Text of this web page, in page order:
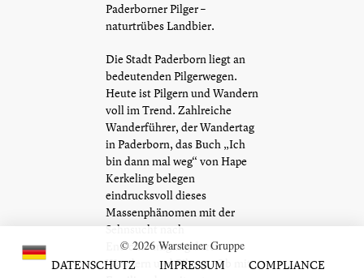
Paderborner Pilger –
naturtrübes Landbier.
Die Stadt Paderborn liegt an
bedeutenden Pilgerwegen.
Heute ist Pilgern und Wandern
voll im Trend. Zahlreiche
Wanderführer, der Wandertag
in Paderborn, das Buch „Ich
bin dann mal weg“ von Hape
Kerkeling belegen
eindrucksvoll dieses
Massenphänomen mit der
Sehnsucht nach
Entschleunigung durch
Wandern und Pilgern. Ob mit
© 2026 Warsteiner Gruppe
DATENSCHUTZ
IMPRESSUM COMPLIANCE